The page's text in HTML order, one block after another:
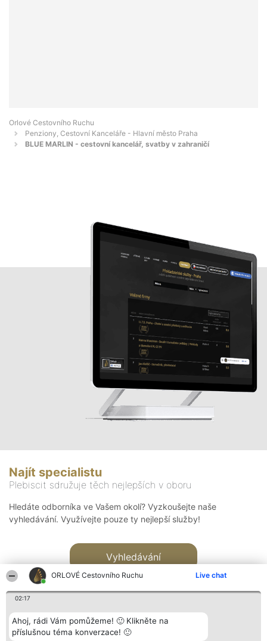
ORLOVÉ Cestovního Ruchu Live chat
02:17
Ahoj, rádi Vám pomůžeme! 🙂 Klikněte na
příslušnou téma konverzace! 🙂
Orlové Cestovního Ruchu
Penziony, Cestovní Kanceláře - Hlavní město Praha
BLUE MARLIN - cestovní kancelář, svatby v zahraničí
Najít specialistu
Plebiscit sdružuje těch nejlepších v oboru
Hledáte odborníka ve Vašem okolí? Vyzkoušejte naše
vyhledávání. Využívejte pouze ty nejlepší služby!
Vyhledávání